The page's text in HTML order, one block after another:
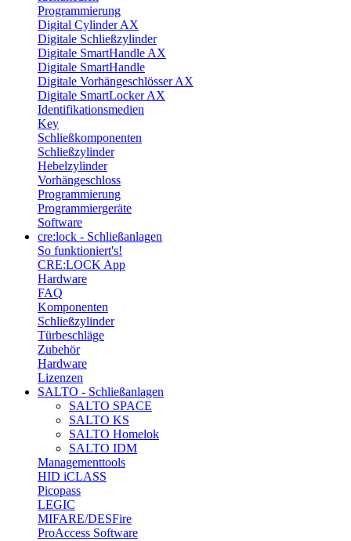
Programmierung
Digital Cylinder AX
Digitale Schließzylinder
Digitale SmartHandle AX
Digitale SmartHandle
Digitale Vorhängeschlösser AX
Digitale SmartLocker AX
Identifikationsmedien
Key
Schließkomponenten
Schließzylinder
Hebelzylinder
Vorhängeschloss
Programmierung
Programmiergeräte
Software
cre:lock - Schließanlagen
So funktioniert's!
CRE:LOCK App
Hardware
FAQ
Komponenten
Schließzylinder
Türbeschläge
Zubehör
Hardware
Lizenzen
SALTO - Schließanlagen
SALTO SPACE
SALTO KS
SALTO Homelok
SALTO IDM
Managementtools
HID iCLASS
Picopass
LEGIC
MIFARE/DESFire
ProAccess Software